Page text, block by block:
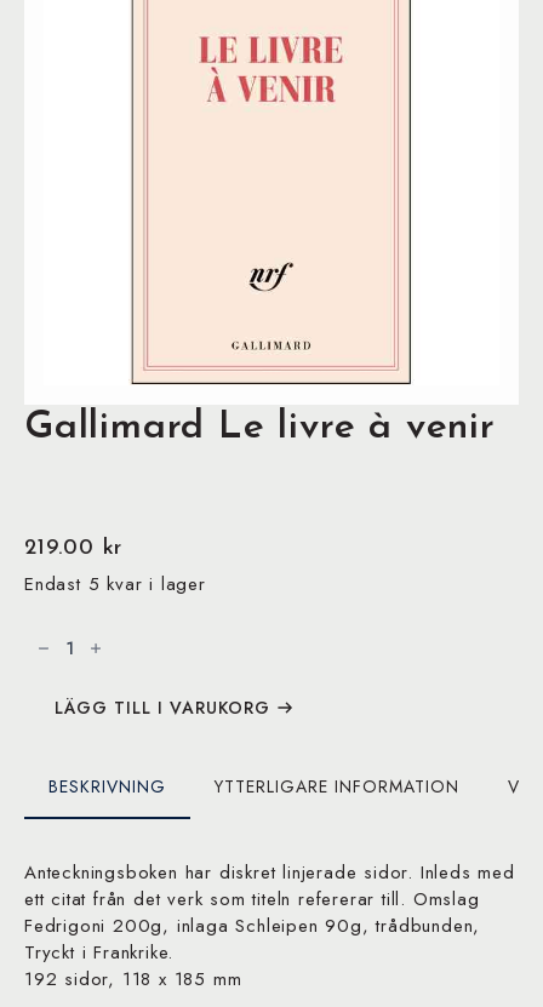
Gallimard Le livre à venir
219.00 kr
Endast 5 kvar i lager
livre
mängdLÄGG TILL I VARUKORG
BESKRIVNING YTTERLIGARE INFORMATION
Anteckningsboken har diskret linjerade sidor. Inleds med
ett citat från det verk som titeln refererar till. Omslag
Fedrigoni 200g, inlaga Schleipen 90g, trådbunden,
Tryckt i Frankrike.
192 sidor, 118 x 185 mm